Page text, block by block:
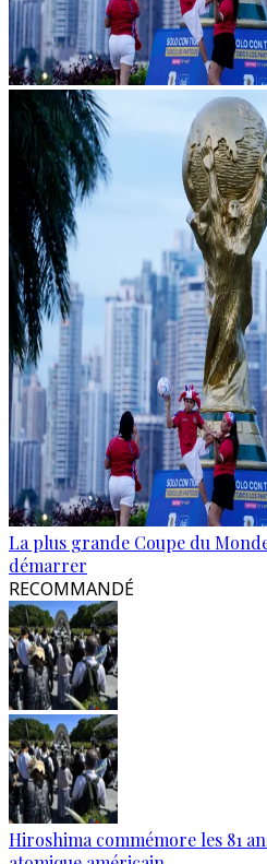
La plus grande Coupe du
démarrer
RECOMMANDÉ
Hiroshima commémore les 81